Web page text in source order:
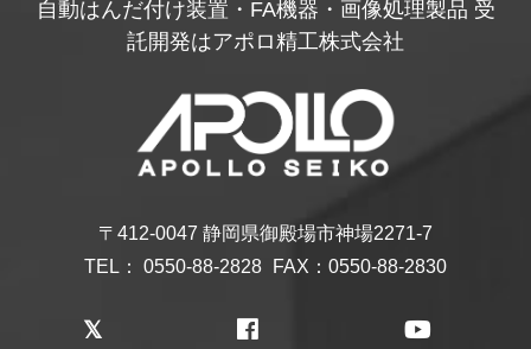
自動はんだ付け装置・FA機器・画像処理製品 受
託開発はアポロ精工株式会社
〒412-0047 静岡県御殿場市神場2271-7
TEL：
0550-88-2828 FAX：0550-88-2830